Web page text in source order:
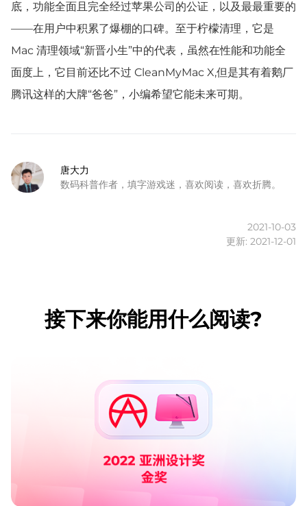
底，功能全面且完全经过苹果公司的公证，以及最最重要的
——在用户中积累了爆棚的口碑。至于柠檬清理，它是
Mac 清理领域“新晋小生”中的代表，虽然在性能和功能全
面度上，它目前还比不过 CleanMyMac X,但是其有着鹅厂
腾讯这样的大牌“爸爸”，小编希望它能未来可期。
唐大力
数码科普作者，填字游戏迷，喜欢阅读，喜欢折腾。
2021-10-03
更新: 2021-12-01
接下来你能用什么阅读?